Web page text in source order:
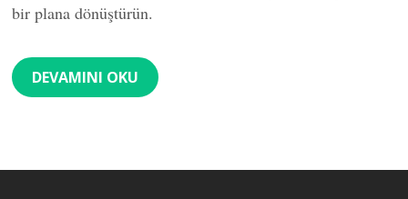
bir plana dönüştürün.
DEVAMINI OKU